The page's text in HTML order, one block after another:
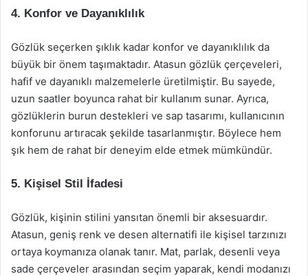
4. Konfor ve Dayanıklılık
Gözlük seçerken şıklık kadar konfor ve dayanıklılık da
büyük bir önem taşımaktadır. Atasun gözlük çerçeveleri,
hafif ve dayanıklı malzemelerle üretilmiştir. Bu sayede,
uzun saatler boyunca rahat bir kullanım sunar. Ayrıca,
gözlüklerin burun destekleri ve sap tasarımı, kullanıcının
konforunu artıracak şekilde tasarlanmıştır. Böylece hem
şık hem de rahat bir deneyim elde etmek mümkündür.
5. Kişisel Stil İfadesi
Gözlük, kişinin stilini yansıtan önemli bir aksesuardır.
Atasun, geniş renk ve desen alternatifi ile kişisel tarzınızı
ortaya koymanıza olanak tanır. Mat, parlak, desenli veya
sade çerçeveler arasından seçim yaparak, kendi modanızı